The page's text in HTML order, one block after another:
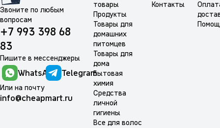
Звоните по любым
вопросам
+7 993 398 68
83
Пишите в мессенджеры
WhatsApp Telegram
Или на почту
info@cheapmart.ru
товары
Продукты
Товары для
домашних
питомцев
Товары для
дома
Бытовая
химия
Средства
личной
гигиены
Все для волос
Контакты